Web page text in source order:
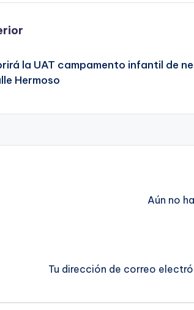
la UAT campamento infantil de
Hermoso
Aún no
Tu dirección de correo